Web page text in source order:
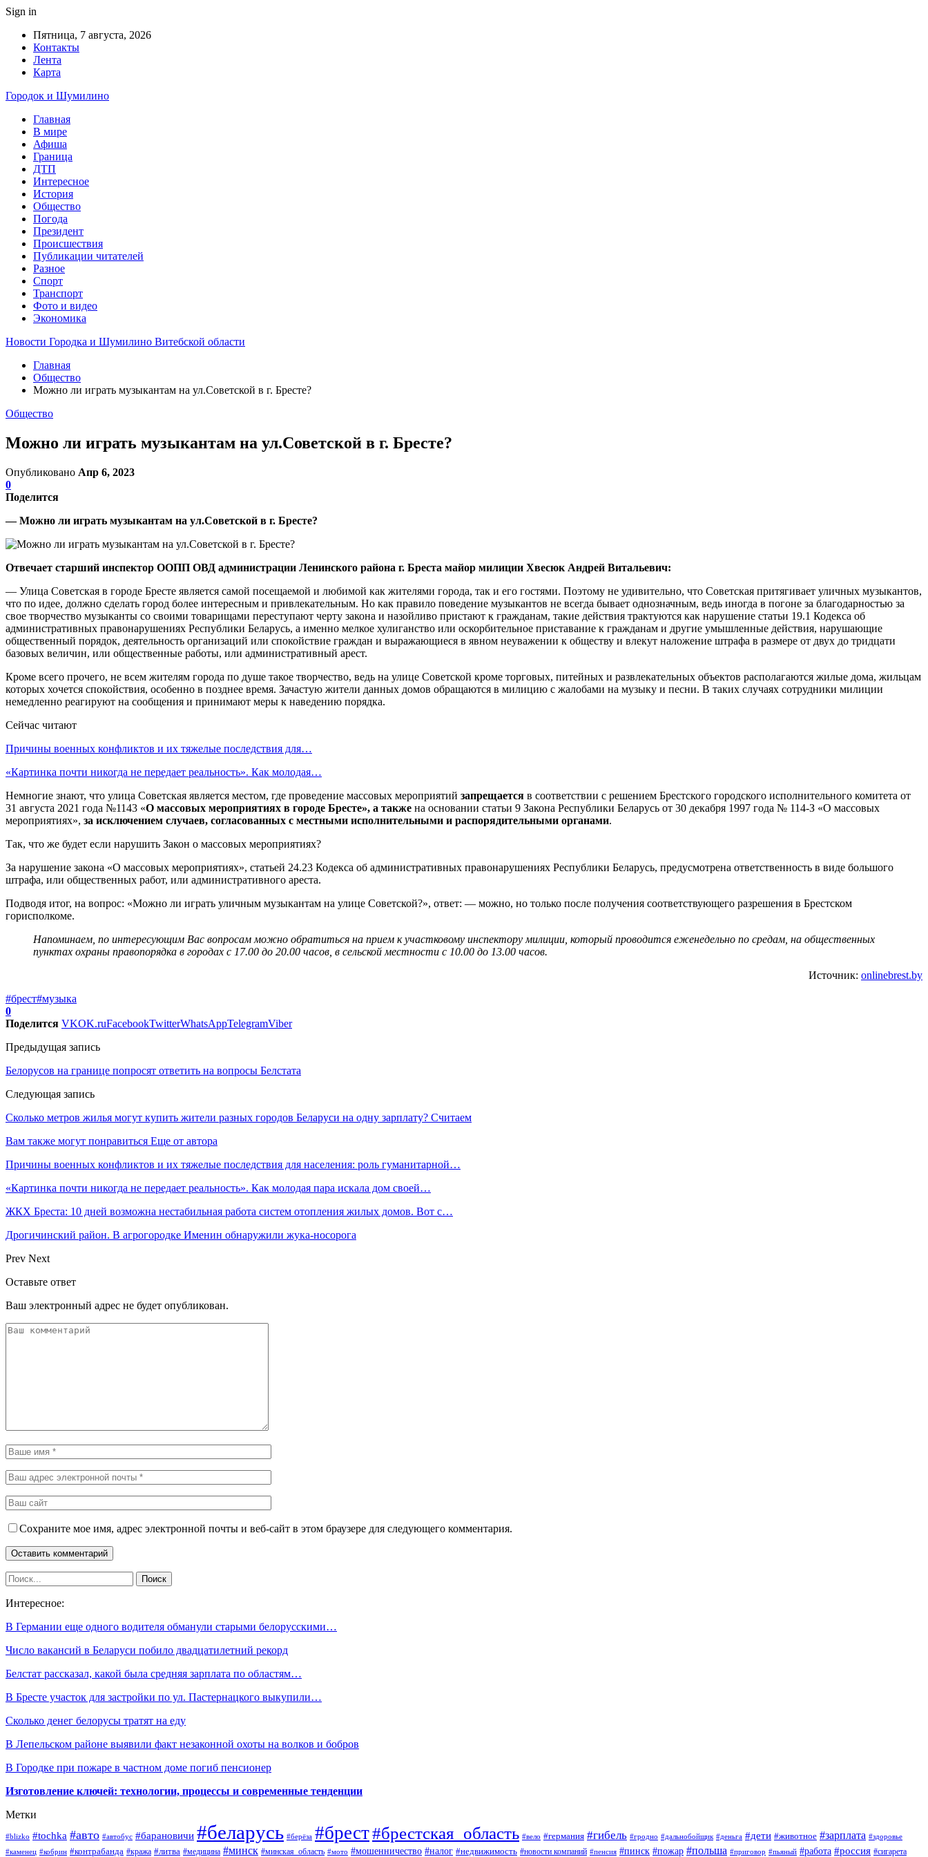
Sign in
Пятница, 7 августа, 2026
Контакты
Лента
Карта
Городок и Шумилино
Главная
В мире
Афиша
Граница
ДТП
Интересное
История
Общество
Погода
Президент
Происшествия
Публикации читателей
Разное
Спорт
Транспорт
Фото и видео
Экономика
Новости Городка и Шумилино Витебской области
Главная
Общество
Можно ли играть музыкантам на ул.Советской в г. Бресте?
Общество
Можно ли играть музыкантам на ул.Советской в г. Бресте?
Опубликовано Апр 6, 2023
0
Поделится
— Можно ли играть музыкантам на ул.Советской в г. Бресте?
Отвечает старший инспектор ООПП ОВД администрации Ленинского района г. Бреста майор милиции Хвесюк Андрей Витальевич:
— Улица Советская в городе Бресте является самой посещаемой и любимой как жителями города, так и его гостями. Поэтому не удивительно, что Советская притягивает уличных музыкантов,
что по идее, должно сделать город более интересным и привлекательным. Но как правило поведение музыкантов не всегда бывает однозначным, ведь иногда в погоне за благодарностью за
свое творчество музыканты со своими товарищами переступают черту закона и назойливо пристают к гражданам, такие действия трактуются как нарушение статьи 19.1 Кодекса об
административных правонарушениях Республики Беларусь, а именно мелкое хулиганство или оскорбительное приставание к гражданам и другие умышленные действия, нарушающие
общественный порядок, деятельность организаций или спокойствие граждан и выражающиеся в явном неуважении к обществу и влекут наложение штрафа в размере от двух до тридцати
базовых величин, или общественные работы, или административный арест.
Кроме всего прочего, не всем жителям города по душе такое творчество, ведь на улице Советской кроме торговых, питейных и развлекательных объектов располагаются жилые дома, жильцам
которых хочется спокойствия, особенно в позднее время. Зачастую жители данных домов обращаются в милицию с жалобами на музыку и песни. В таких случаях сотрудники милиции
немедленно реагируют на сообщения и принимают меры к наведению порядка.
Сейчас читают
Причины военных конфликтов и их тяжелые последствия для…
«Картинка почти никогда не передает реальность». Как молодая…
Немногие знают, что улица Советская является местом, где проведение массовых мероприятий запрещается в соответствии с решением Брестского городского исполнительного комитета от
31 августа 2021 года №1143 «О массовых мероприятиях в городе Бресте», а также на основании статьи 9 Закона Республики Беларусь от 30 декабря 1997 года № 114-З «О массовых
мероприятиях», за исключением случаев, согласованных с местными исполнительными и распорядительными органами.
Так, что же будет если нарушить Закон о массовых мероприятиях?
За нарушение закона «О массовых мероприятиях», статьей 24.23 Кодекса об административных правонарушениях Республики Беларусь, предусмотрена ответственность в виде большого
штрафа, или общественных работ, или административного ареста.
Подводя итог, на вопрос: «Можно ли играть уличным музыкантам на улице Советской?», ответ: — можно, но только после получения соответствующего разрешения в Брестском
горисполкоме.
Напоминаем, по интересующим Вас вопросам можно обратиться на прием к участковому инспектору милиции, который проводится еженедельно по средам, на общественных
пунктах охраны правопорядка в городах с 17.00 до 20.00 часов, в сельской местности с 10.00 до 13.00 часов.
Источник: onlinebrest.by
#брест#музыка
0
Поделится VKOK.ruFacebookTwitterWhatsAppTelegramViber
Предыдущая запись
Белорусов на границе попросят ответить на вопросы Белстата
Следующая запись
Сколько метров жилья могут купить жители разных городов Беларуси на одну зарплату? Считаем
Вам также могут понравиться Еще от автора
Причины военных конфликтов и их тяжелые последствия для населения: роль гуманитарной…
«Картинка почти никогда не передает реальность». Как молодая пара искала дом своей…
ЖКХ Бреста: 10 дней возможна нестабильная работа систем отопления жилых домов. Вот с…
Дрогичинский район. В агрогородке Именин обнаружили жука-носорога
Prev Next
Оставьте ответ
Ваш электронный адрес не будет опубликован.
Сохраните мое имя, адрес электронной почты и веб-сайт в этом браузере для следующего комментария.
Интересное:
В Германии еще одного водителя обманули старыми белорусскими…
Число вакансий в Беларуси побило двадцатилетний рекорд
Белстат рассказал, какой была средняя зарплата по областям…
В Бресте участок для застройки по ул. Пастернацкого выкупили…
Сколько денег белорусы тратят на еду
В Лепельском районе выявили факт незаконной охоты на волков и бобров
В Городке при пожаре в частном доме погиб пенсионер
Изготовление ключей: технологии, процессы и современные тенденции
Метки
#blizko #tochka #авто #автобус #барановичи #беларусь #берёза #брест#брестская_область #вело #германия #гибель #гродно #дальнобойщик #деньга #дети #животное #зарплата #здоровье
#каменец #кобрин #контрабанда #кража #литва #медицина #минск #минская_область #мото #мошенничество #налог #недвижимость #новости компаний #пенсия #пинск #пожар #польша #приговор #пьяный #работа #россия #сигарета